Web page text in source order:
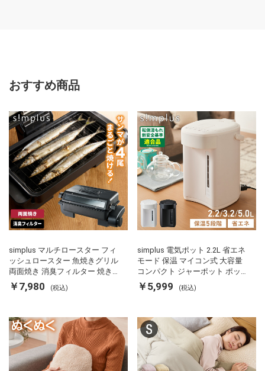
おすすめ商品
simplus マルチロースター フィ
ッシュロースター 魚焼きグリル
両面焼き 消臭フィルター 焼き魚
両面ヒーター タイマー付き SP-
FRS01 マットブラック シンプラ
￥7,980 (税込)
simplus 電気ポット 2.2L 省エネ
モード 保温 マイコン式 大容量
コンパクト ジャーポット ポット
カルキ抜き 空焚き防止 温度調節
軽量 SP-PD22 シンプラス
￥5,999 (税込)